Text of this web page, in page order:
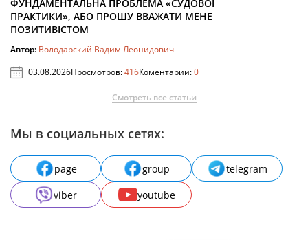
ФУНДАМЕНТАЛЬНА ПРОБЛЕМА «СУДОВОЇ
ПРАКТИКИ», АБО ПРОШУ ВВАЖАТИ МЕНЕ
ПОЗИТИВІСТОМ
Автор: Володарский Вадим Леонидович
03.08.2026Просмотров:416Коментарии:0
Смотреть все статьи
Мы в социальных сетях:
page group
telegram
viber
youtube